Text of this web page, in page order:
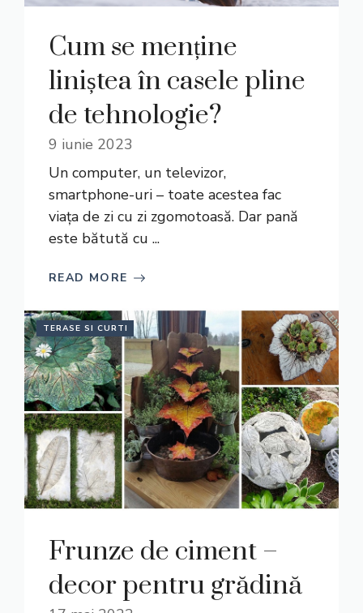
Cum se menține
liniștea în casele pline
de tehnologie?
9 iunie 2023
Un computer, un televizor,
smartphone-uri – toate acestea fac
viața de zi cu zi zgomotoasă. Dar pană
este bătută cu ...
READ MORE
TERASE SI CURTI
Frunze de ciment –
decor pentru grădină